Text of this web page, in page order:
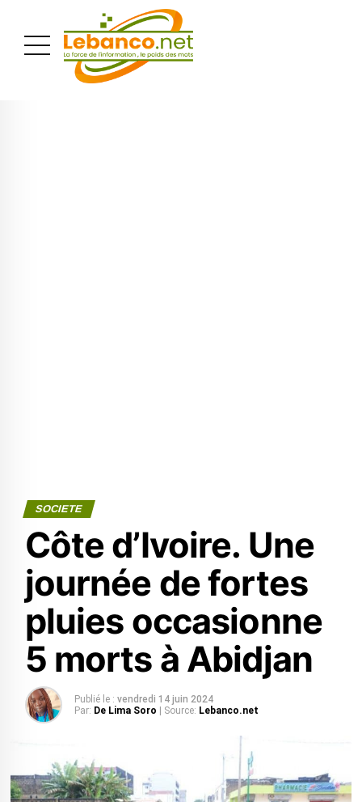
SOCIETE
Côte d’Ivoire. Une
journée de fortes
pluies occasionne
5 morts à Abidjan
Publié le : vendredi 14 juin 2024
Par: De Lima Soro | Source: Lebanco.net